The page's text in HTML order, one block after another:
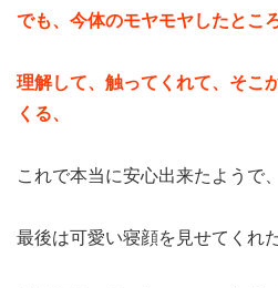
でも、今体のモヤモヤしたところ
理解して、触ってくれて、そこ
くる、
これで本当に安心出来たようで、
最後は可愛い寝顔を見せてくれた